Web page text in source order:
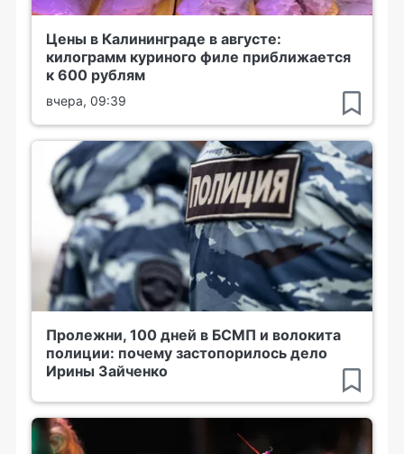
Цены в Калининграде в августе:
килограмм куриного филе приближается
к 600 рублям
вчера, 09:39
Пролежни, 100 дней в БСМП и волокита
полиции: почему застопорилось дело
Ирины Зайченко